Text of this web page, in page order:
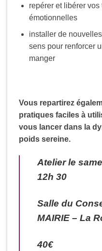
repérer et libérer
émotionnelles
installer de
sens pour renforcer
manger
Vous repartirez
pratiques faciles à
vous lancer dans la
poids sereine.
Atelier le
12h 30
Salle du
MAIRIE – La
40€